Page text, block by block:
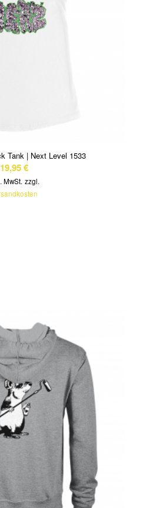
Tank | Next Level 1533
19,95€
MwSt. zzgl.